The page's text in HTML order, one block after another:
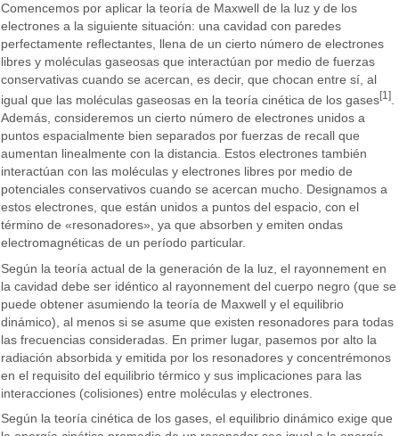
Comencemos por aplicar la teoría de Maxwell de la luz y de los
electrones a la siguiente situación: una cavidad con paredes
perfectamente reflectantes, llena de un cierto número de electrones
libres y moléculas gaseosas que interactúan por medio de fuerzas
conservativas cuando se acercan, es decir, que chocan entre sí, al
igual que las moléculas gaseosas en la teoría cinética de los gases[1].
Además, consideremos un cierto número de electrones unidos a
puntos espacialmente bien separados por fuerzas de recall que
aumentan linealmente con la distancia. Estos electrones también
interactúan con las moléculas y electrones libres por medio de
potenciales conservativos cuando se acercan mucho. Designamos a
estos electrones, que están unidos a puntos del espacio, con el
término de «resonadores», ya que absorben y emiten ondas
electromagnéticas de un período particular.
Según la teoría actual de la generación de la luz, el rayonnement en
la cavidad debe ser idéntico al rayonnement del cuerpo negro (que se
puede obtener asumiendo la teoría de Maxwell y el equilibrio
dinámico), al menos si se asume que existen resonadores para todas
las frecuencias consideradas. En primer lugar, pasemos por alto la
radiación absorbida y emitida por los resonadores y concentrémonos
en el requisito del equilibrio térmico y sus implicaciones para las
interacciones (colisiones) entre moléculas y electrones.
Según la teoría cinética de los gases, el equilibrio dinámico exige que